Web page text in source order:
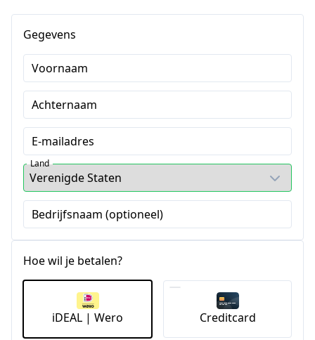
Gegevens
Voornaam
Achternaam
E-mailadres
Land
Bedrijfsnaam (optioneel)
Hoe wil je betalen?
iDEAL | Wero Creditcard